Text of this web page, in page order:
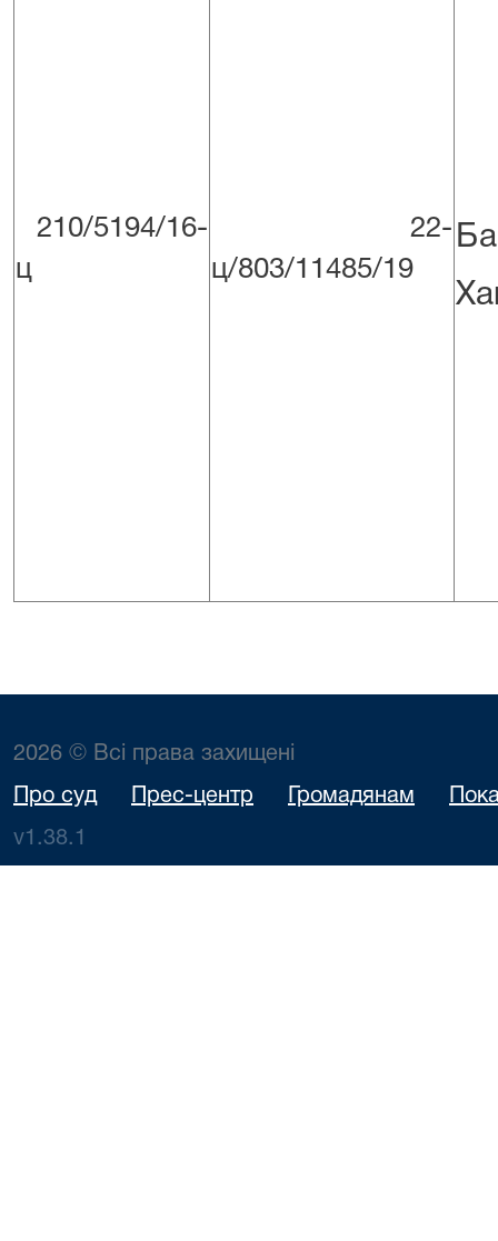
210/5194/16-
ц
22-
ц/803/11485/19
2026 © Всі права захищені
Про суд Прес-центр Громадянам
v1.38.1